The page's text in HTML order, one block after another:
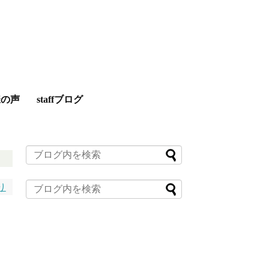
声 staffブログ